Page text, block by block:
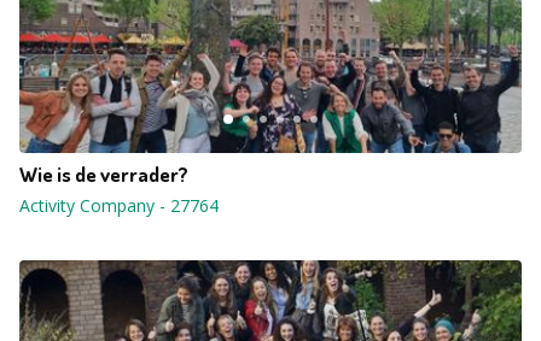
Wie is de verrader?
Activity Company - 27764